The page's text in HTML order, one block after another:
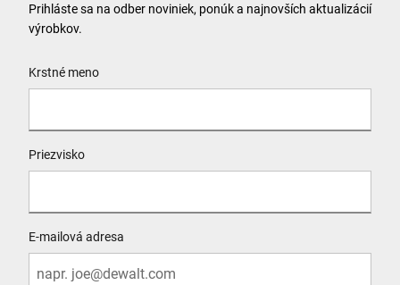
Prihláste sa na odber noviniek, ponúk a najnovších aktualizácií
výrobkov.
Krstné meno
Priezvisko
E-mailová adresa